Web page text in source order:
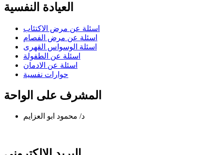
العيادة النفسية
اسئلة عن مرض الاكتئاب
اسئلة عن مرض الفصام
اسئلة الوسواس القهرى
اسئلة عن الطفولة
اسئلة عن الادمان
حوارات نفسية
المشرف على الواحة
د/ محمود ابو العزايم